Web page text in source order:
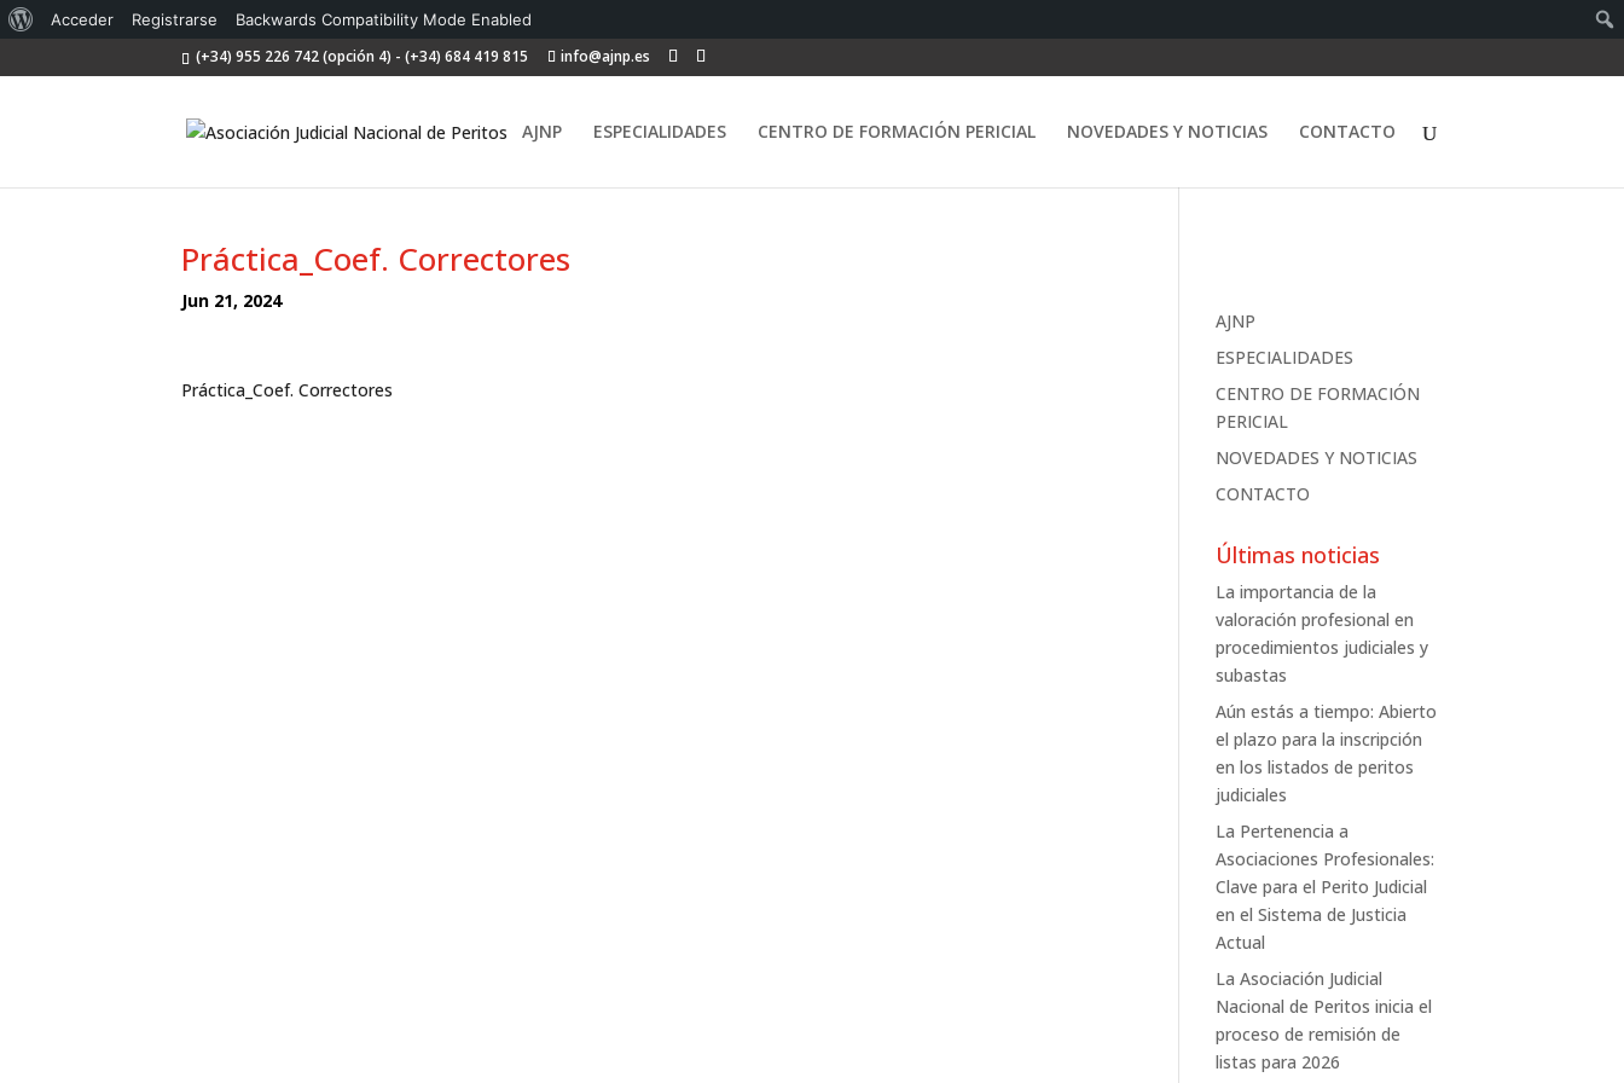
Acerca
Acceder Registrarse Backwards Compatibility Mode Enabled
(+34) 955 226 742 (opción 4) - (+34) 684 419 815 info@ajnp.es
AJNP ESPECIALIDADES CENTRO DE FORMACIÓN PERICIAL NOVEDADES Y NOTICIAS CONTACTO
Práctica_Coef. Correctores
Jun 21, 2024
Práctica_Coef. Correctores
AJNP
ESPECIALIDADES
CENTRO DE FORMACIÓN
PERICIAL
NOVEDADES Y NOTICIAS
CONTACTO
Últimas noticias
La importancia de la
valoración profesional en
procedimientos judiciales y
subastas
Aún estás a tiempo: Abierto
el plazo para la inscripción
en los listados de peritos
judiciales
La Pertenencia a
Asociaciones Profesionales:
Clave para el Perito Judicial
en el Sistema de Justicia
Actual
La Asociación Judicial
Nacional de Peritos inicia el
proceso de remisión de
listas para 2026